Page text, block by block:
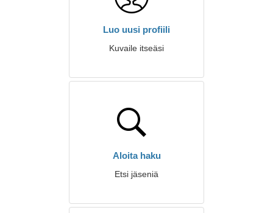
Luo uusi profiili
Kuvaile itseäsi
Aloita haku
Etsi jäseniä